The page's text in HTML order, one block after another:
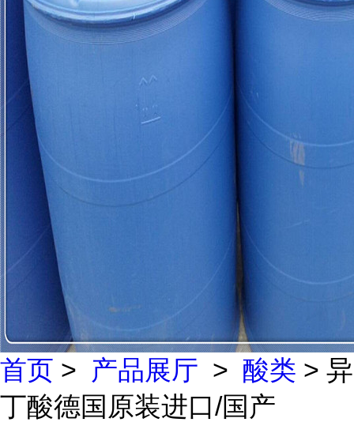
首页 > 产品展厅 > 酸类 > 异
丁酸德国原装进口/国产